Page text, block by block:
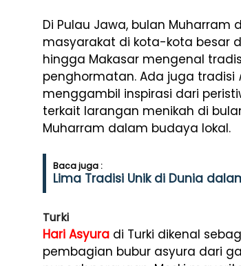
Di Pulau Jawa, bulan
masyarakat di kota-kota besar
hingga Makasar mengenal
penghormatan. Ada juga tradisi
menggambil inspirasi dari
terkait larangan menikah di
Muharram dalam budaya lokal.
Baca juga :
Lima Tradisi Unik di Dunia
Turki
Hari Asyura di Turki dikenal
pembagian bubur asyura dari